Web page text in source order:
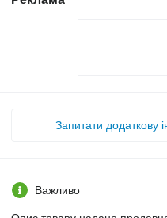
Запитати додаткову
Важливо